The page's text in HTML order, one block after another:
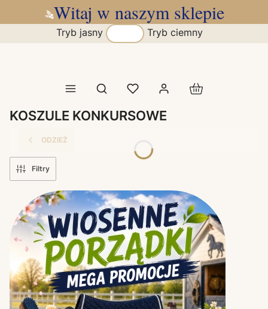
Witaj w naszym sklepie
Tryb jasny Tryb ciemny
Otwórz wyszukiwarkę Produkty w
KOSZULE KONKURSOWE
ODZIEŻ
Filtry